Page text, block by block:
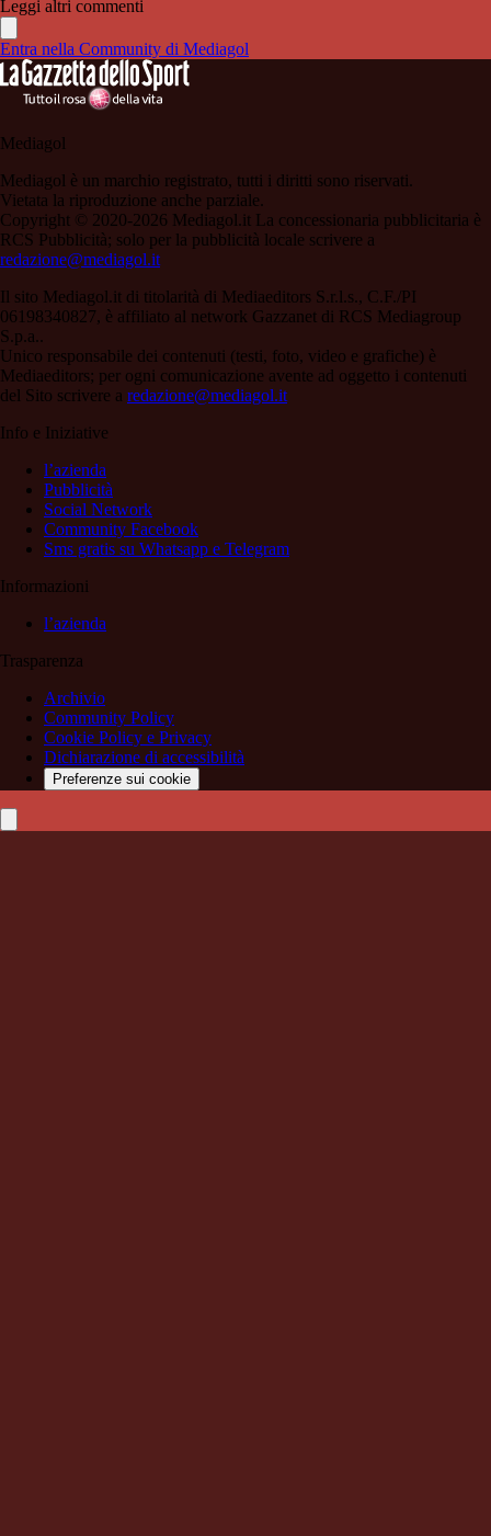
Leggi altri commenti
Entra nella Community di Mediagol
Mediagol
Mediagol è un marchio registrato, tutti i diritti sono riservati.
Vietata la riproduzione anche parziale.
Copyright © 2020-2026 Mediagol.it La concessionaria pubblicitaria è
RCS Pubblicità; solo per la pubblicità locale scrivere a
redazione@mediagol.it
Il sito Mediagol.it di titolarità di Mediaeditors S.r.l.s., C.F./PI
06198340827, è affiliato al network Gazzanet di RCS Mediagroup
S.p.a..
Unico responsabile dei contenuti (testi, foto, video e grafiche) è
Mediaeditors; per ogni comunicazione avente ad oggetto i contenuti
del Sito scrivere a redazione@mediagol.it
Info e Iniziative
l’azienda
Pubblicità
Social Network
Community Facebook
Sms gratis su Whatsapp e Telegram
Informazioni
l’azienda
Trasparenza
Archivio
Community Policy
Cookie Policy e Privacy
Dichiarazione di accessibilità
Preferenze sui cookie